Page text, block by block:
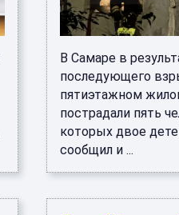
В Самаре в
последующего
пятиэтажном
пострадали пять
которых двое
сообщил и ...